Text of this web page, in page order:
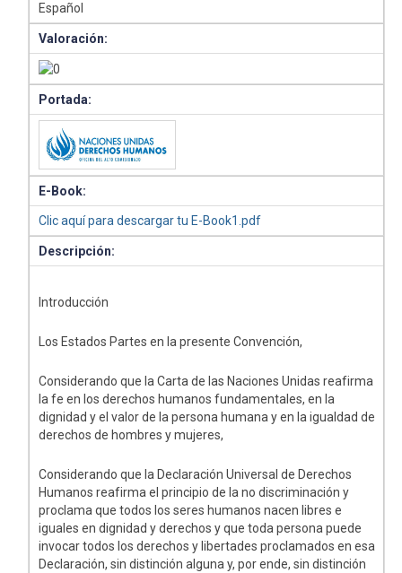
Español
Valoración:
Portada:
E-Book:
Clic aquí para descargar tu E-Book1.pdf
Descripción:
Introducción
Los Estados Partes en la presente Convención,
Considerando que la Carta de las Naciones Unidas reafirma
la fe en los derechos humanos fundamentales, en la
dignidad y el valor de la persona humana y en la igualdad de
derechos de hombres y mujeres,
Considerando que la Declaración Universal de Derechos
Humanos reafirma el principio de la no discriminación y
proclama que todos los seres humanos nacen libres e
iguales en dignidad y derechos y que toda persona puede
invocar todos los derechos y libertades proclamados en esa
Declaración, sin distinción alguna y, por ende, sin distinción